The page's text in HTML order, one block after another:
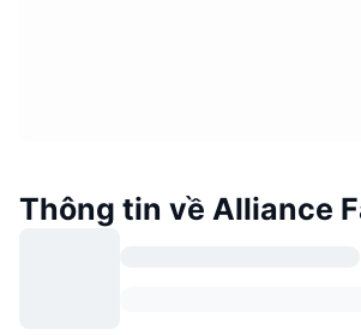
Thông tin về Alliance